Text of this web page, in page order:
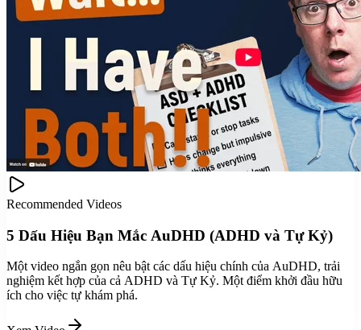
Recommended Videos
5 Dấu Hiệu Bạn Mắc AuDHD (ADHD và Tự Kỷ)
Một video ngắn gọn nêu bật các dấu hiệu chính của AuDHD, trải
nghiệm kết hợp của cả ADHD và Tự Kỷ. Một điểm khởi đầu hữu
ích cho việc tự khám phá.